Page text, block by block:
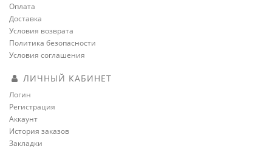
Оплата
Доставка
Условия возврата
Политика безопасности
Условия соглашения
ЛИЧНЫЙ КАБИНЕТ
Логин
Регистрация
Аккаунт
История заказов
Закладки